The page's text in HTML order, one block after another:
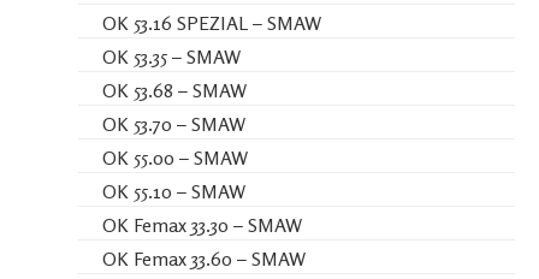
OK 53.16 SPEZIAL – SMAW
OK 53.35 – SMAW
OK 53.68 – SMAW
OK 53.70 – SMAW
OK 55.00 – SMAW
OK 55.10 – SMAW
OK Femax 33.30 – SMAW
OK Femax 33.60 – SMAW